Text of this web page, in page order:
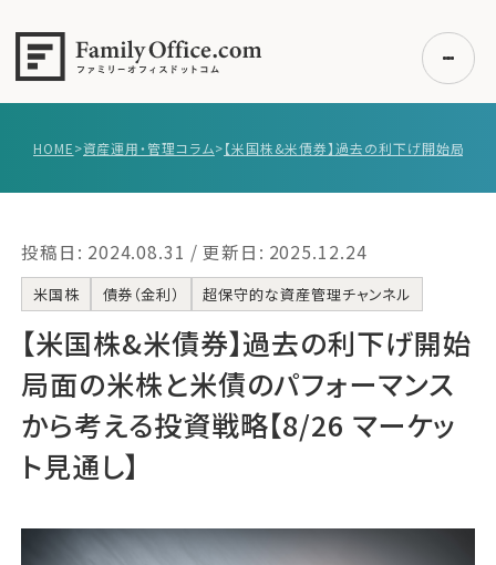
事例紹介
エキスパート一覧
無料講座
コラム
利用者の声
無料ご相談
HOME>資産運用・管理コラム>
投稿日: 2024.08.31 / 更新日: 2025.12.24
米国株 債券（金利） 超保守的な資産管理チャンネル
【米国株&米債券】‌‌過去の利下げ開始
局面の米株と米債のパフォーマンス
から考える投資戦略【8/26 マーケッ
ト見通し】